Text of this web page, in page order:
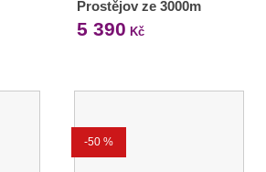
Prostějov ze 3000m
5 390 Kč
-50 %